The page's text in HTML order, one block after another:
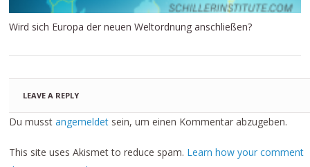
Wird sich Europa der neuen Weltordnung anschließen?
LEAVE A REPLY
Du musstangemeldet sein, um einen Kommentar abzugeben.
This site uses Akismet to reduce spam. Learn how your comment